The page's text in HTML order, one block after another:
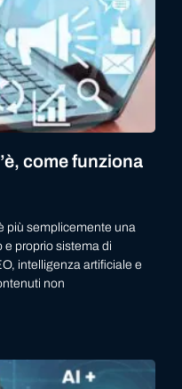
come funziona
più semplicemente una
e proprio sistema di
intelligenza artificiale e
non